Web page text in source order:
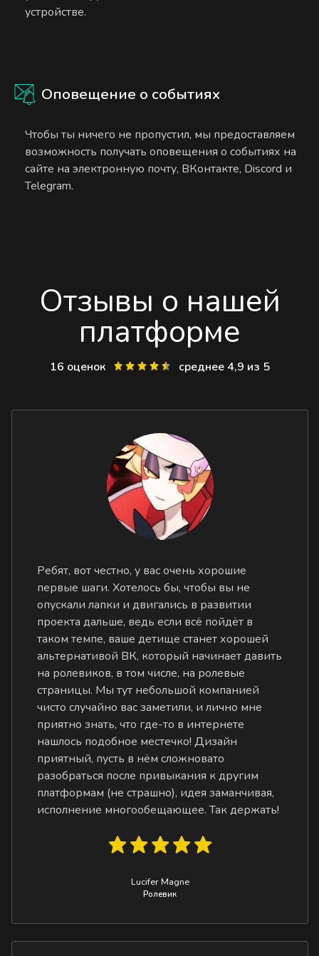
устройстве.
Оповещение о событиях
Чтобы ты ничего не пропустил, мы предоставляем
возможность получать оповещения о событиях на
сайте на электронную почту, ВКонтакте, Discord и
Telegram.
Отзывы о нашей
платформе
16 оценок среднее 4,9 из 5
Ребят, вот честно, у вас очень хорошие
первые шаги. Хотелось бы, чтобы вы не
опускали лапки и двигались в развитии
проекта дальше, ведь если всё пойдёт в
таком темпе, ваше детище станет хорошей
альтернативой ВК, который начинает давить
на ролевиков, в том числе, на ролевые
страницы. Мы тут небольшой компанией
чисто случайно вас заметили, и лично мне
приятно знать, что где-то в интернете
нашлось подобное местечко! Дизайн
приятный, пусть в нём сложновато
разобраться после привыкания к другим
платформам (не страшно), идея заманчивая,
исполнение многообещающее. Так держать!
Lucifer Magne
Ролевик